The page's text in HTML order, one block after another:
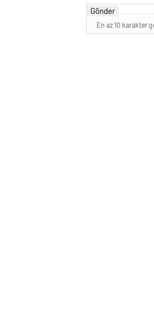
Gönder
En az 10 karakter